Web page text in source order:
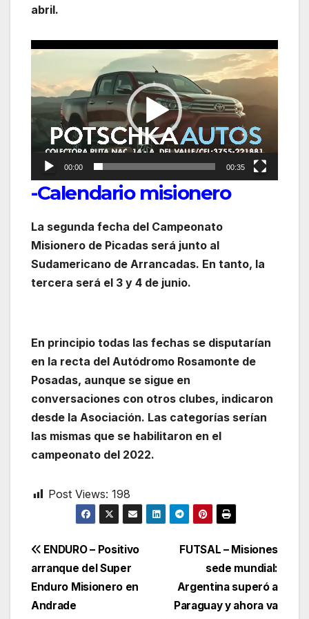
abril.
Reproductor
vídeo
00:00 00:35
-Calendario misionero
La segunda fecha del Campeonato
Misionero de Picadas será junto al
Sudamericano de Arrancadas. En tanto, la
tercera será el 3 y 4 de junio.
En principio todas las fechas se disputarían
en la recta del Autódromo Rosamonte de
Posadas, aunque se sigue en
conversaciones con otros clubes, indicaron
desde la Asociación. Las categorías serían
las mismas que se habilitaron en el
campeonato del 2022.
Post Views: 198
Navegación
de
entradas
FUTSAL – Misiones
sede mundial:
Argentina superó a
Paraguay y ahora va
ENDURO – Positivo
arranque del Super
Enduro Misionero en
Andrade